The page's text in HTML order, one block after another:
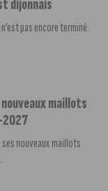
dijonnais
pas encore terminé.
nouveaux maillots
2027
ses nouveaux maillots